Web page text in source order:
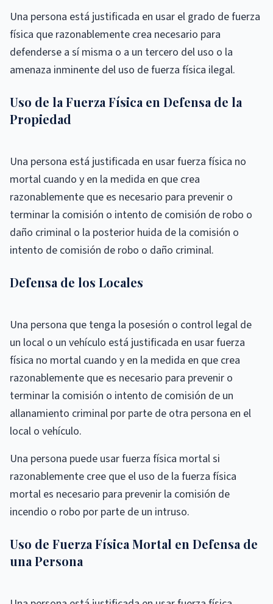
Una persona está justificada en usar el grado de fuerza
física que razonablemente crea necesario para
defenderse a sí misma o a un tercero del uso o la
amenaza inminente del uso de fuerza física ilegal.
Uso de la Fuerza Física en Defensa de la
Propiedad
Una persona está justificada en usar fuerza física no
mortal cuando y en la medida en que crea
razonablemente que es necesario para prevenir o
terminar la comisión o intento de comisión de robo o
daño criminal o la posterior huida de la comisión o
intento de comisión de robo o daño criminal.
Defensa de los Locales
Una persona que tenga la posesión o control legal de
un local o un vehículo está justificada en usar fuerza
física no mortal cuando y en la medida en que crea
razonablemente que es necesario para prevenir o
terminar la comisión o intento de comisión de un
allanamiento criminal por parte de otra persona en el
local o vehículo.
Una persona puede usar fuerza física mortal si
razonablemente cree que el uso de la fuerza física
mortal es necesario para prevenir la comisión de
incendio o robo por parte de un intruso.
Uso de Fuerza Física Mortal en Defensa de
una Persona